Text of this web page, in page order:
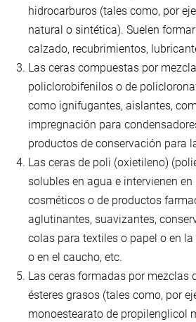
hidrocarburos (tales como, por
natural o sintética). Suelen
calzado, recubrimientos,
Las ceras compuestas por
policlorobifenilos o de
como ignifugantes, aislantes,
impregnación para
productos de conservación para
Las ceras de poli (oxietileno)
solubles en agua e intervienen
cosméticos o de productos
aglutinantes, suavizantes,
colas para textiles o papel o en
o en el caucho, etc.
Las ceras formadas por mezclas
ésteres grasos (tales como, por
monoestearato de propilenglicol